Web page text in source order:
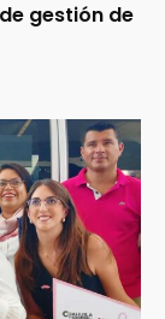
gestión de